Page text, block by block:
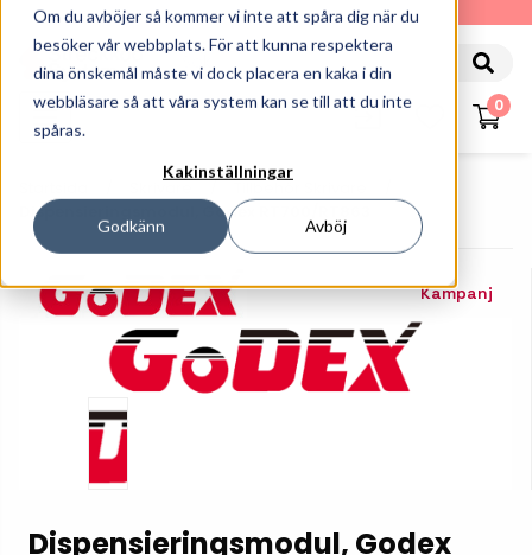
Om du avböjer så kommer vi inte att spåra dig när du
besöker vår webbplats. För att kunna respektera
dina önskemål måste vi dock placera en kaka i din
webbläsare så att våra system kan se till att du inte
spåras.
Kakinställningar
Godkänn Avböj
010-162 61 90
0
Skrivare
Tillbehör Skrivare
Dispensieringsmodul, Godex RT700/RT863
Kampanj
Dispensieringsmodul, Godex